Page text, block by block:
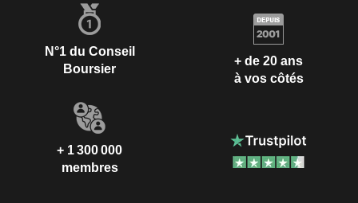
N°1 du Conseil
Boursier
+ de 20 ans
à vos côtés
+ 1 300 000
membres